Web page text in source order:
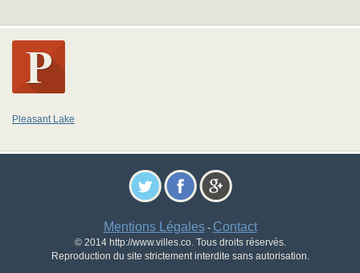
Pleasant Lake
Mentions Légales- Contact
© 2014 http://www.villes.co. Tous droits réservés.
Reproduction du site strictement interdite sans autorisation.